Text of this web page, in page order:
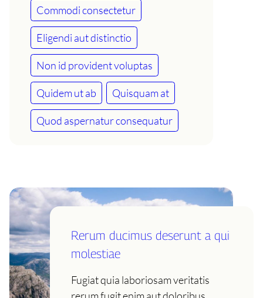
Commodi consectetur
Eligendi aut distinctio
Non id provident voluptas
Quidem ut ab Quisquam at
Quod aspernatur consequatur
Rerum ducimus deserunt a qui
molestiae
Fugiat quia laboriosam veritatis